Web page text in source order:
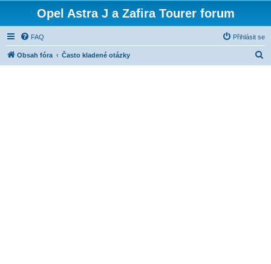
Opel Astra J a Zafira Tourer forum
FAQ Přihlásit se
Obsah fóra Často kladené otázky